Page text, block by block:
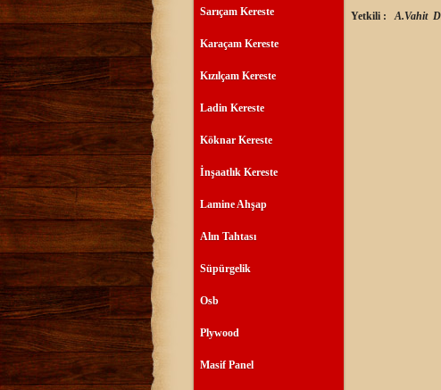
Sarıçam Kereste
Karaçam Kereste
Kızılçam Kereste
Ladin Kereste
Köknar Kereste
İnşaatlık Kereste
Lamine Ahşap
Alın Tahtası
Süpürgelik
Osb
Plywood
Masif Panel
Yetkili :
A.Vahit